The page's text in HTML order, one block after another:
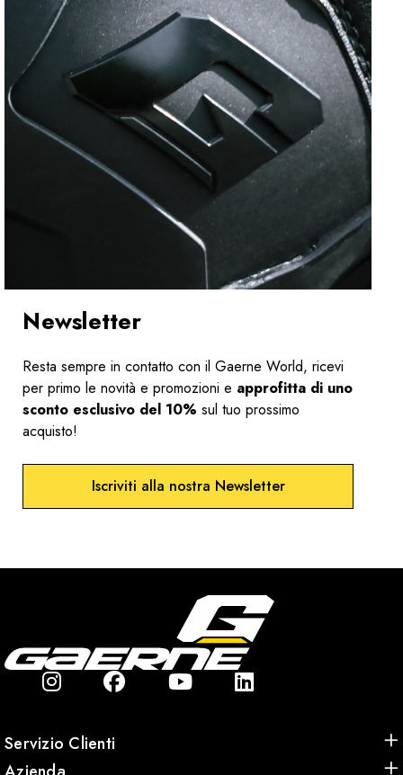
Newsletter
Resta sempre in contatto con il Gaerne World, ricevi
per primo le novità e promozioni e approfitta di uno
sconto esclusivo del 10% sul tuo prossimo
acquisto!
Iscriviti alla nostra Newsletter
Servizio Clienti